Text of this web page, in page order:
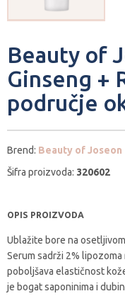
Beauty of
Ginseng +
područje
Brend: Beauty of Joseon
Šifra proizvoda: 320602
OPIS PROIZVODA
Ublažite bore na
Serum sadrži 2%
poboljšava elastičnost
je bogat saponinima i